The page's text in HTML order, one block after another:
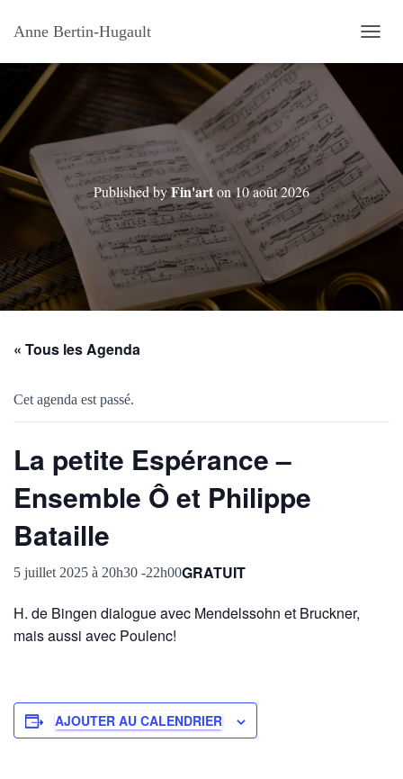
Anne Bertin-Hugault
Published byFin'arton10 août 2026
« Tous les Agenda
Cet agenda est passé.
La petite Espérance –
Ensemble Ô et Philippe
Bataille
5 juillet 2025 à 20h30 -22h00GRATUIT
H. de Bingen dialogue avec Mendelssohn et Bruckner,
mais aussi avec Poulenc!
AJOUTER AU CALENDRIER